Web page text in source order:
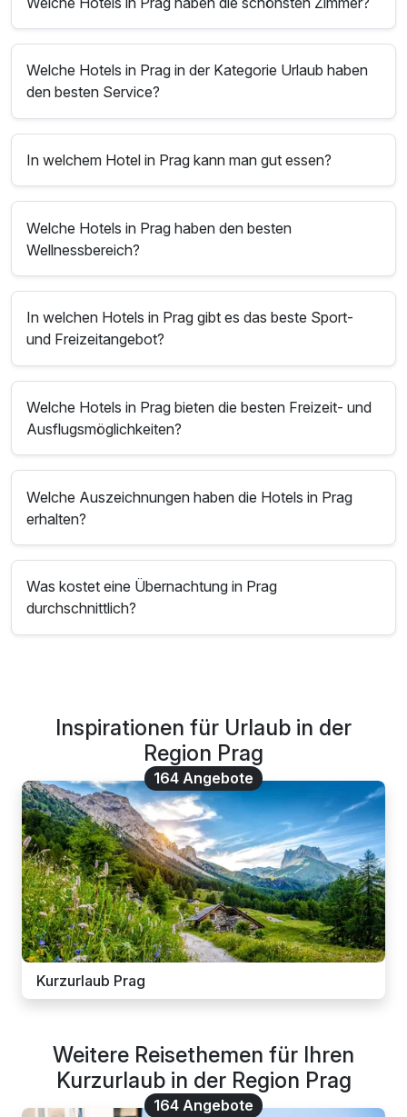
Welche Hotels in Prag in der Kategorie Urlaub haben
den besten Service?
In welchem Hotel in Prag kann man gut essen?
Welche Hotels in Prag haben den besten
Wellnessbereich?
In welchen Hotels in Prag gibt es das beste Sport-
und Freizeitangebot?
Welche Hotels in Prag bieten die besten Freizeit- und
Ausflugsmöglichkeiten?
Welche Auszeichnungen haben die Hotels in Prag
erhalten?
Was kostet eine Übernachtung in Prag
durchschnittlich?
Inspirationen für Urlaub in der
Region Prag
164 Angebote
Kurzurlaub Prag
Weitere Reisethemen für Ihren
Kurzurlaub in der Region Prag
164 Angebote